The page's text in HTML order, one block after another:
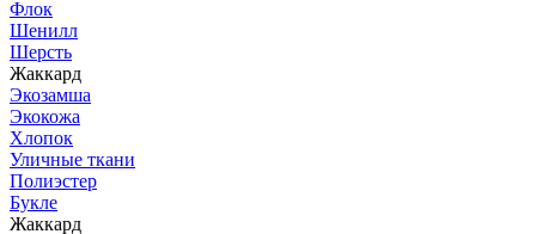
Флок
Шенилл
Шерсть
Жаккард
Экозамша
Экокожа
Хлопок
Уличные ткани
Полиэстер
Букле
Жаккард